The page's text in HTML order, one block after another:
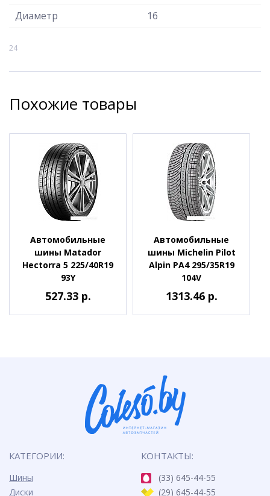
Диаметр
16
24
Похожие товары
Автомобильные
шины Matador
Hectorra 5 225/40R19
93Y
527.33 р.
Автомобильные
шины Michelin Pilot
Alpin PA4 295/35R19
104V
1313.46 р.
КАТЕГОРИИ:
Шины
Диски
КОНТАКТЫ:
(33) 645-44-55
(29) 645-44-55